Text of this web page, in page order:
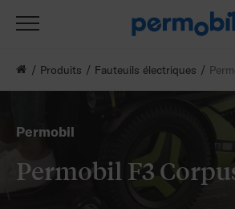
Permobil
Permobil F3
Produits Fauteuils électriques